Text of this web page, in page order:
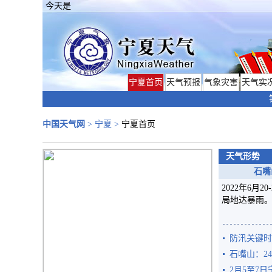
今天是
宁夏首页 天气预报 气象灾害 天气实
中国天气网 > 宁夏 > 宁夏首页
天气形势
石
​2022年6月
局地达暴雨
防汛关键
2月5至7日